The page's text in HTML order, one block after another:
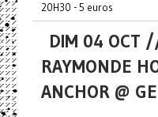
20H30 - 5 euros
DIM 04 OCT
RAYMONDE
ANCHOR @